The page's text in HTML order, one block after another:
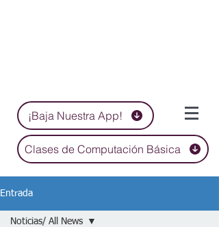
¡Baja Nuestra App!
Clases de Computación Básica
Entrada
Noticias/ All News